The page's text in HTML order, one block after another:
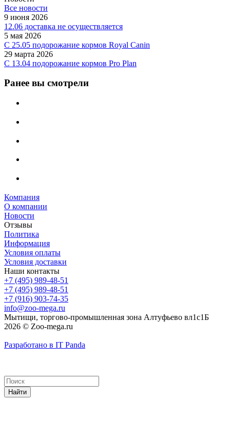
Все новости
9 июня 2026
12.06 доставка не осуществляется
5 мая 2026
C 25.05 подорожание кормов Royal Canin
29 марта 2026
С 13.04 подорожание кормов Pro Plan
Ранее вы смотрели
Компания
О компании
Новости
Отзывы
Политика
Информация
Условия оплаты
Условия доставки
Наши контакты
+7 (495) 989-48-51
+7 (495) 989-48-51
+7 (916) 903-74-35
info@zoo-mega.ru
Мытищи, торгово-промышленная зона Алтуфьево вл1с1Б
2026 © Zoo-mega.ru
Разработано в IT Panda
Найти